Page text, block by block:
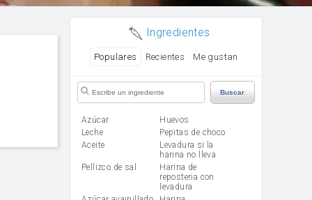
Ingredientes
Populares Recientes Me gustan
Buscar
Azúcar
huevos
leche
Pepitas de choco
aceite
Levadura si la
harina no lleva
Pellizco de sal
Harina de
reposteria con
levadura